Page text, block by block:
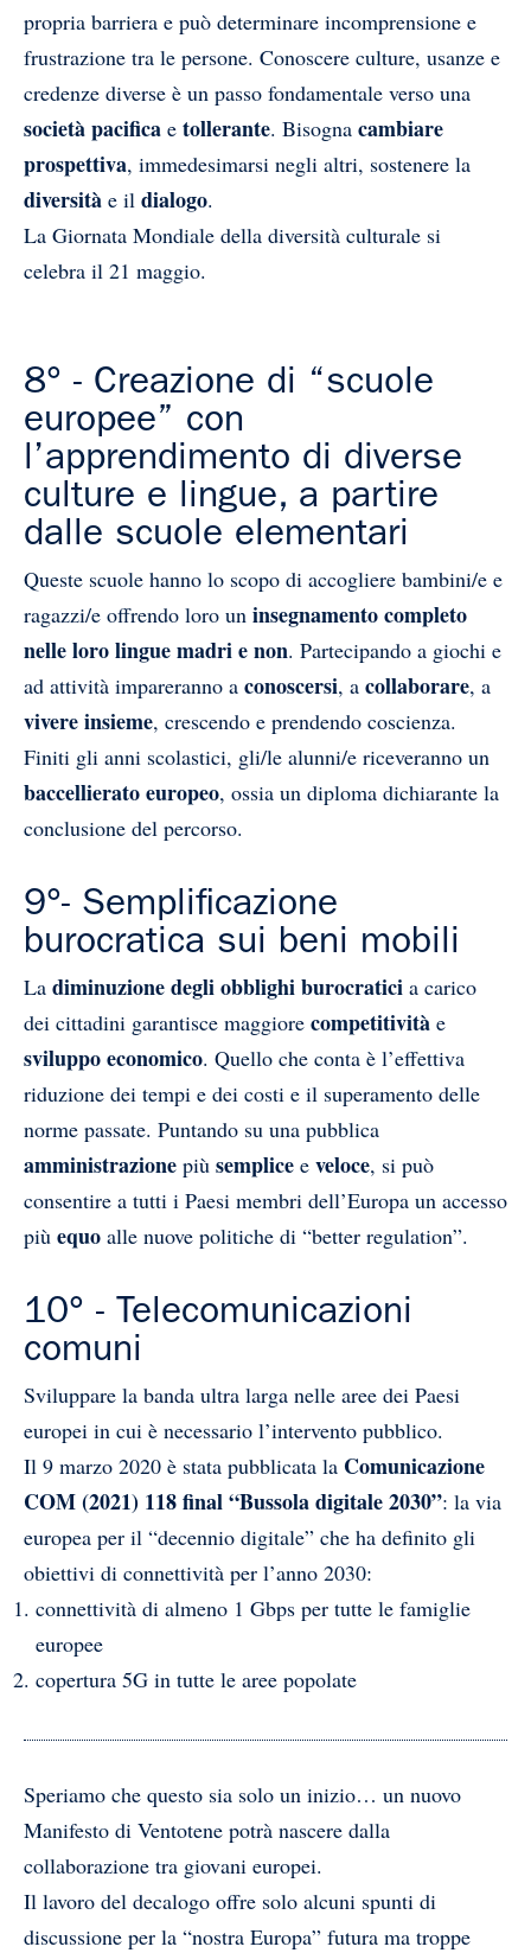
propria barriera e può determinare incomprensione e
frustrazione tra le persone. Conoscere culture, usanze e
credenze diverse è un passo fondamentale verso una
società pacifica e tollerante. Bisogna cambiare
prospettiva, immedesimarsi negli altri, sostenere la
diversità e il dialogo.
La Giornata Mondiale della diversità culturale si
celebra il 21 maggio.
8° - Creazione di “scuole
europee” con
l’apprendimento di diverse
culture e lingue, a partire
dalle scuole elementari
Queste scuole hanno lo scopo di accogliere bambini/e e
ragazzi/e offrendo loro un insegnamento completo
nelle loro lingue madri e non. Partecipando a giochi e
ad attività impareranno a conoscersi, a collaborare, a
vivere insieme, crescendo e prendendo coscienza.
Finiti gli anni scolastici, gli/le alunni/e riceveranno un
baccellierato europeo, ossia un diploma dichiarante la
conclusione del percorso.
9°- Semplificazione
burocratica sui beni mobili
La diminuzione degli obblighi burocratici a carico
dei cittadini garantisce maggiore competitività e
sviluppo economico. Quello che conta è l’effettiva
riduzione dei tempi e dei costi e il superamento delle
norme passate. Puntando su una pubblica
amministrazione più semplice e veloce, si può
consentire a tutti i Paesi membri dell’Europa un accesso
più equo alle nuove politiche di “better regulation”.
10° - Telecomunicazioni
comuni
Sviluppare la banda ultra larga nelle aree dei Paesi
europei in cui è necessario l’intervento pubblico.
Il 9 marzo 2020 è stata pubblicata la Comunicazione
COM (2021) 118 final “Bussola digitale 2030”: la via
europea per il “decennio digitale” che ha definito gli
obiettivi di connettività per l’anno 2030:
connettività di almeno 1 Gbps per tutte le famiglie
europee
copertura 5G in tutte le aree popolate
Speriamo che questo sia solo un inizio… un nuovo
Manifesto di Ventotene potrà nascere dalla
collaborazione tra giovani europei.
Il lavoro del decalogo offre solo alcuni spunti di
discussione per la “nostra Europa” futura ma troppe